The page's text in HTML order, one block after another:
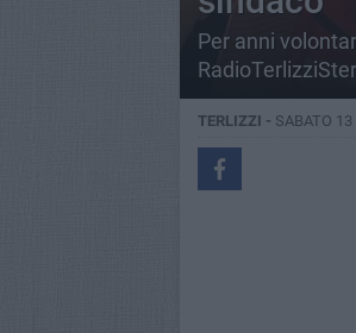
Per anni
TERLIZZI - SABATO